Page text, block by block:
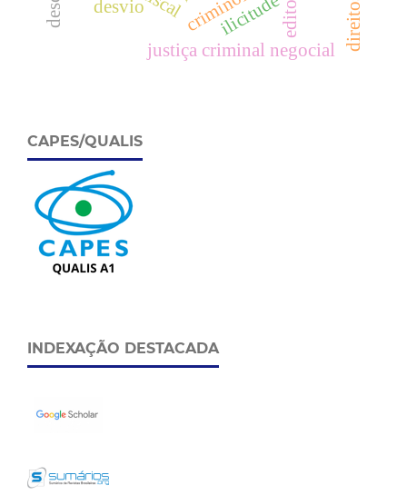
desvio
justiça criminal negocial
ilicitude
CAPES/QUALIS
INDEXAÇÃO DESTACADA